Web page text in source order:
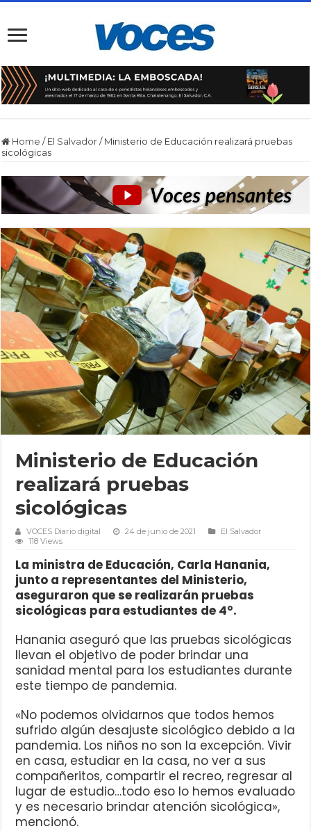
Home / El Salvador / Ministerio de Educación realizará pruebas
sicológicas
Ministerio de Educación
realizará pruebas
sicológicas
VOCES Diario digital 24 de junio de 2021
El Salvador
118 Views
La ministra de Educación, Carla Hanania,
junto a representantes del Ministerio,
aseguraron que se realizarán pruebas
sicológicas para estudiantes de 4°.
Hanania aseguró que las pruebas sicológicas
llevan el objetivo de poder brindar una
sanidad mental para los estudiantes durante
este tiempo de pandemia.
«No podemos olvidarnos que todos hemos
sufrido algún desajuste sicológico debido a la
pandemia. Los niños no son la excepción. Vivir
en casa, estudiar en la casa, no ver a sus
compañeritos, compartir el recreo, regresar al
lugar de estudio…todo eso lo hemos evaluado
y es necesario brindar atención sicológica»,
mencionó.